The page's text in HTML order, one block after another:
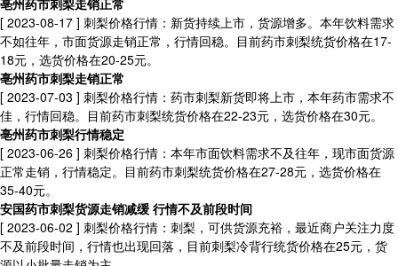
亳州药市刺梨走销正常
[ 2023-08-17 ] 刺梨价格行情：新货持续上市，货源增多。本年饮料需求
不如往年，市面货源走销正常，行情回稳。目前药市刺梨统货价格在17-
18元，选货价格在20-25元。
亳州药市刺梨走销正常
[ 2023-07-03 ] 刺梨价格行情：药市刺梨新货即将上市，本年药市需求不
佳，行情回稳。目前药市刺梨统货价格在22-23元，选货价格在30元。
亳州药市刺梨行情稳定
[ 2023-06-26 ] 刺梨价格行情：本年市面饮料需求不及往年，现市面货源
正常走销，行情稳定。目前药市刺梨统货价格在27-28元，选货价格在
35-40元。
安国药市刺梨货源走销减缓 行情不及前段时间
[ 2023-06-02 ] 刺梨价格行情：刺梨，可供货源充裕，最近商户关注力度
不及前段时间，行情也出现回落，目前刺梨冷背行统货价格在25元，货